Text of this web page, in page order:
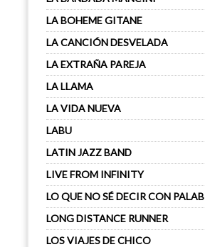
LA BOHEME GITANE
LA CANCIÓN DESVELADA
LA EXTRAÑA PAREJA
LA LLAMA
LA VIDA NUEVA
LABU
LATIN JAZZ BAND
LIVE FROM INFINITY
LO QUE NO SÉ DECIR CON
LONG DISTANCE RUNNER
LOS VIAJES DE CHICO